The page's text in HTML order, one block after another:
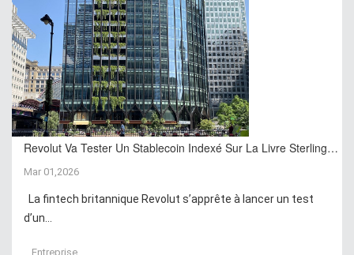
Revolut Va Tester Un Stablecoin Indexé Sur La Livre Sterling…
Mar 01,2026
La fintech britannique Revolut s’apprête à lancer un test
d’un...
Entreprise